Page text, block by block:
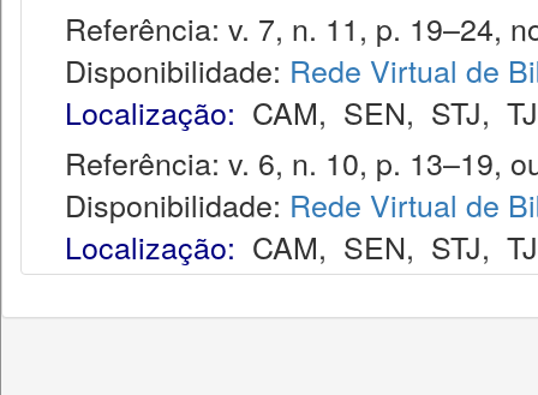
Referência: v. 7, n. 11, p. 19–24,
Disponibilidade: Rede Virtual de
Localização: CAM, SEN, STJ,
Referência: v. 6, n. 10, p. 13–19,
Disponibilidade: Rede Virtual de
Localização: CAM, SEN, STJ,